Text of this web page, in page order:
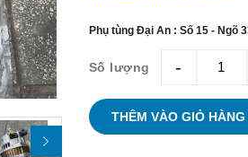
Phụ tùng Đại An : Số 15 - Ngõ
Số lượng giam
THÊM VÀO GIỎ HÀNG